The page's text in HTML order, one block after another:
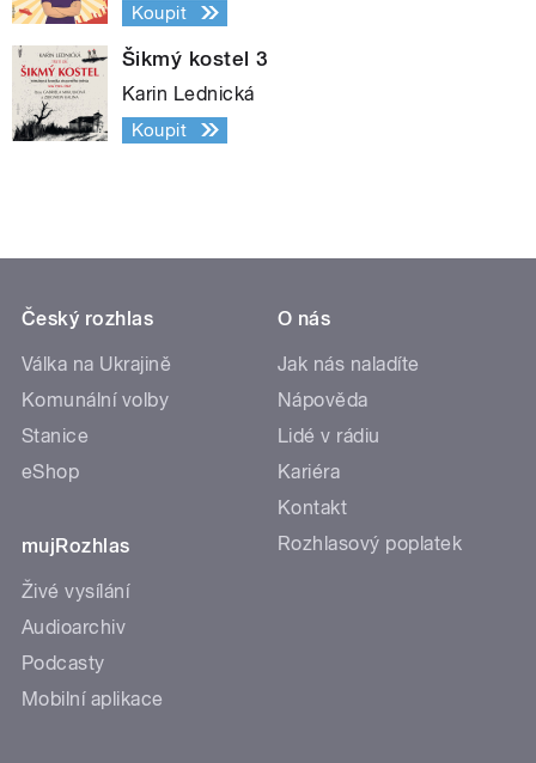
Koupit
Šikmý kostel 3
Karin Lednická
Koupit
Český rozhlas
Válka na Ukrajině
Komunální volby
Stanice
eShop
mujRozhlas
Živé vysílání
Audioarchiv
Podcasty
Mobilní aplikace
O nás
Jak nás naladíte
Nápověda
Lidé v rádiu
Kariéra
Kontakt
Rozhlasový poplatek